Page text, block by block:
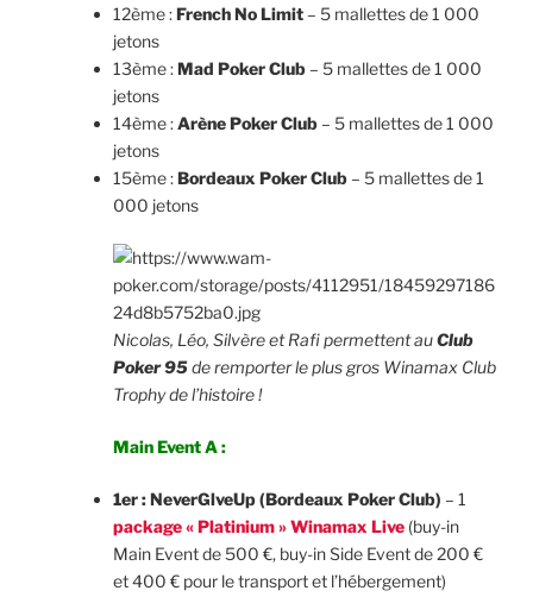
12ème :French No Limit – 5 mallettes de 1 000
jetons
13ème :Mad Poker Club – 5 mallettes de 1 000
jetons
14ème :Arène Poker Club – 5 mallettes de 1 000
jetons
15ème :Bordeaux Poker Club – 5 mallettes de 1
000 jetons
Nicolas, Léo, Silvère et Rafi permettent auClub
Poker 95de remporter le plus gros Winamax Club
Trophy de l’histoire !
Main Event A :
1er : NeverGlveUp (Bordeaux Poker Club) – 1
package « Platinium » Winamax Live (buy-in
Main Event de 500 €, buy-in Side Event de 200 €
et 400 € pour le transport et l’hébergement)